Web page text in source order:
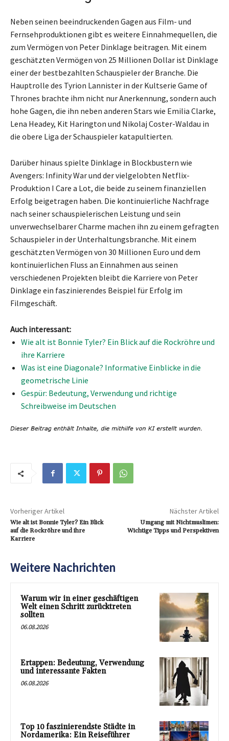
Neben seinen beeindruckenden Gagen aus Film- und
Fernsehproduktionen gibt es weitere Einnahmequellen, die
zum Vermögen von Peter Dinklage beitragen. Mit einem
geschätzten Vermögen von 25 Millionen Dollar ist Dinklage
einer der bestbezahlten Schauspieler der Branche. Die
Hauptrolle des Tyrion Lannister in der Kultserie Game of
Thrones brachte ihm nicht nur Anerkennung, sondern auch
hohe Gagen, die ihn neben anderen Stars wie Emilia Clarke,
Lena Headey, Kit Harington und Nikolaj Coster-Waldau in
die obere Liga der Schauspieler katapultierten.
Darüber hinaus spielte Dinklage in Blockbustern wie
Avengers: Infinity War und der vielgelobten Netflix-
Produktion I Care a Lot, die beide zu seinem finanziellen
Erfolg beigetragen haben. Die kontinuierliche Nachfrage
nach seiner schauspielerischen Leistung und sein
unverwechselbarer Charme machen ihn zu einem gefragten
Schauspieler in der Unterhaltungsbranche. Mit einem
geschätzten Vermögen von 30 Millionen Euro und dem
kontinuierlichen Fluss an Einnahmen aus seinen
verschiedenen Projekten bleibt die Karriere von Peter
Dinklage ein faszinierendes Beispiel für Erfolg im
Filmgeschäft.
Auch interessant:
Wie alt ist Bonnie Tyler? Ein Blick auf die Rockröhre und
ihre Karriere
Was ist eine Diagonale? Informative Einblicke in die
geometrische Linie
Gespür: Bedeutung, Verwendung und richtige
Schreibweise im Deutschen
Vorheriger Artikel
Wie alt ist Bonnie Tyler? Ein Blick
auf die Rockröhre und ihre
Karriere
Nächster Artikel
Umgang mit Nichtmuslimen:
Wichtige Tipps und Perspektiven
Weitere Nachrichten
Warum wir in einer geschäftigen
Welt einen Schritt zurücktreten
sollten
06.08.2026
Ertappen: Bedeutung, Verwendung
und interessante Fakten
06.08.2026
Top 10 faszinierendste Städte in
Nordamerika: Ein Reiseführer